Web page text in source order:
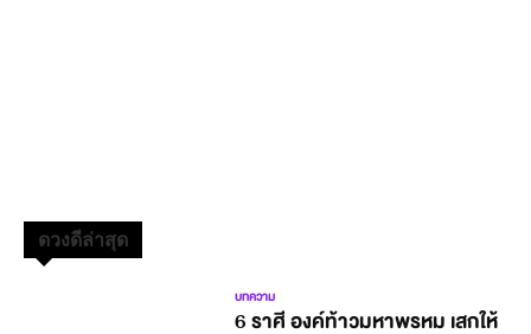
ดวงดีล่าสุด
บทความ
6 ราศี องค์ท้าวมหาพรหม เสกให้